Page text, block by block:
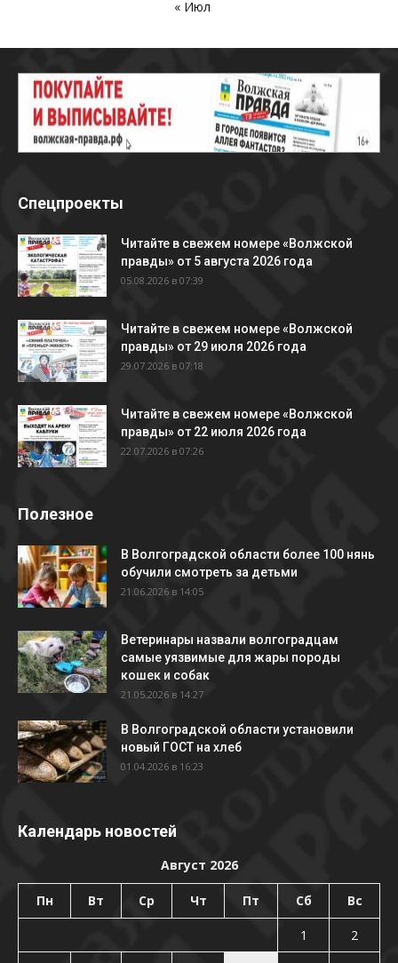
« Июл
Спецпроекты
Читайте в свежем номере «Волжской
правды» от 5 августа 2026 года
05.08.2026 в 07:39
Читайте в свежем номере «Волжской
правды» от 29 июля 2026 года
29.07.2026 в 07:18
Читайте в свежем номере «Волжской
правды» от 22 июля 2026 года
22.07.2026 в 07:26
Полезное
В Волгоградской области более 100 нянь
обучили смотреть за детьми
21.06.2026 в 14:05
Ветеринары назвали волгоградцам
самые уязвимые для жары породы
кошек и собак
21.05.2026 в 14:27
В Волгоградской области установили
новый ГОСТ на хлеб
01.04.2026 в 16:23
Календарь новостей
Август 2026
Пн Вт Ср Чт Пт Сб Вс
1
2